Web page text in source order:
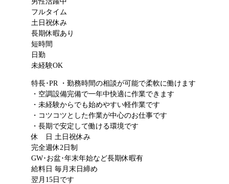
フルタイム
土日祝休み
長期休暇あり
短時間
日勤
未経験OK
特長･PR
・勤務時間の相談が可能で柔軟に働けます
・空調設備完備で一年中快適に作業できます
・未経験からでも始めやすい軽作業です
・コツコツとした作業が中心のお仕事です
・長期で安定して働ける環境です
休 日 土日祝休み
完全週休2日制
GW･お盆･年末年始など長期休暇有
給料日 毎月末日締め
翌月15日です